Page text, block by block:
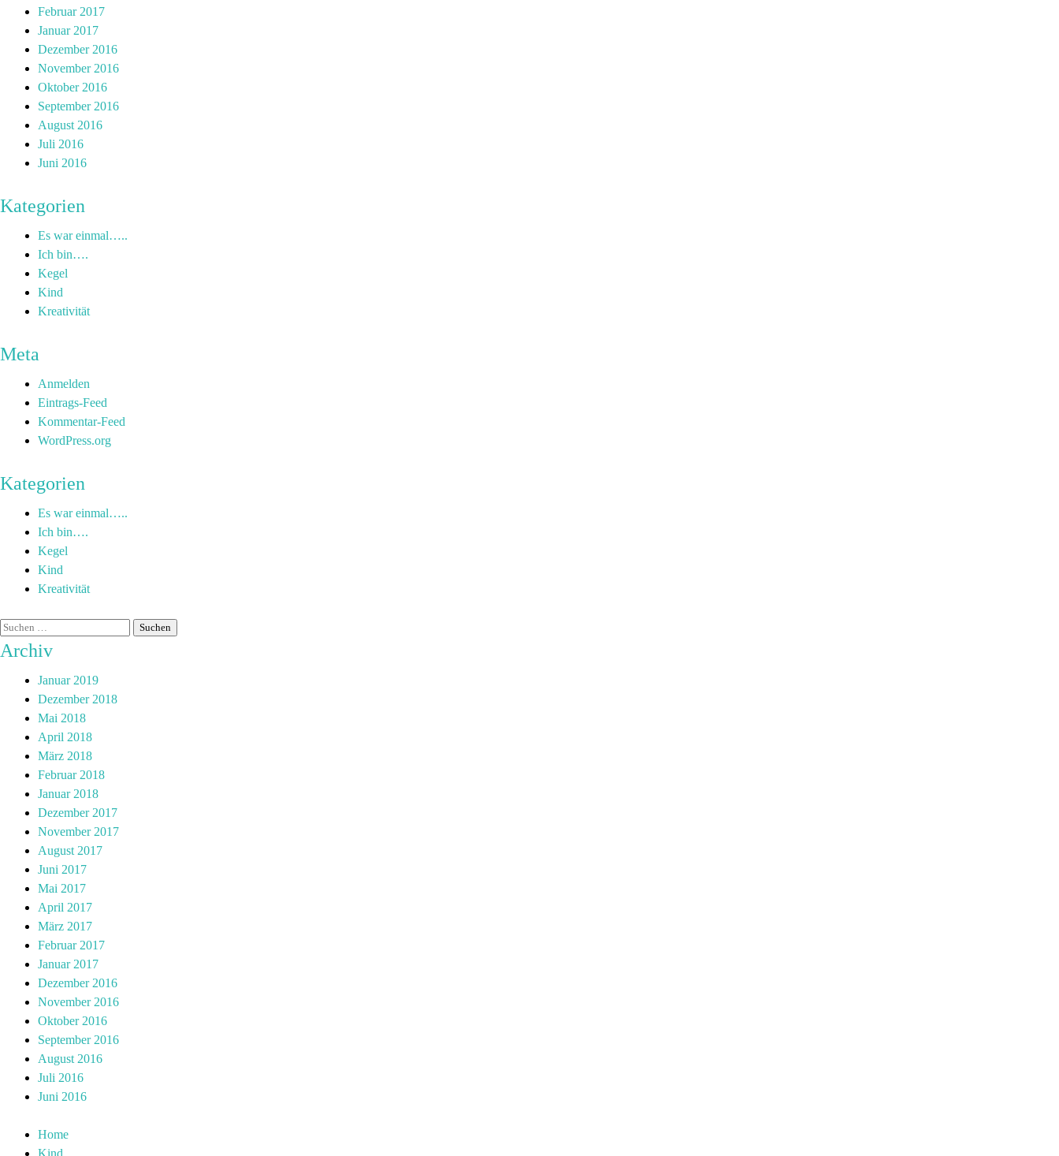
Februar 2017
Januar 2017
Dezember 2016
November 2016
Oktober 2016
September 2016
August 2016
Juli 2016
Juni 2016
Kategorien
Es war einmal…..
Ich bin….
Kegel
Kind
Kreativität
Meta
Anmelden
Eintrags-Feed
Kommentar-Feed
WordPress.org
Kategorien
Es war einmal…..
Ich bin….
Kegel
Kind
Kreativität
Archiv
Januar 2019
Dezember 2018
Mai 2018
April 2018
März 2018
Februar 2018
Januar 2018
Dezember 2017
November 2017
August 2017
Juni 2017
Mai 2017
April 2017
März 2017
Februar 2017
Januar 2017
Dezember 2016
November 2016
Oktober 2016
September 2016
August 2016
Juli 2016
Juni 2016
Home
Kind